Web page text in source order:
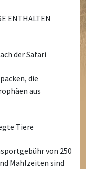
ENTHALTEN
der Safari
die
aus
Tiere
von 250
Mahlzeiten sind